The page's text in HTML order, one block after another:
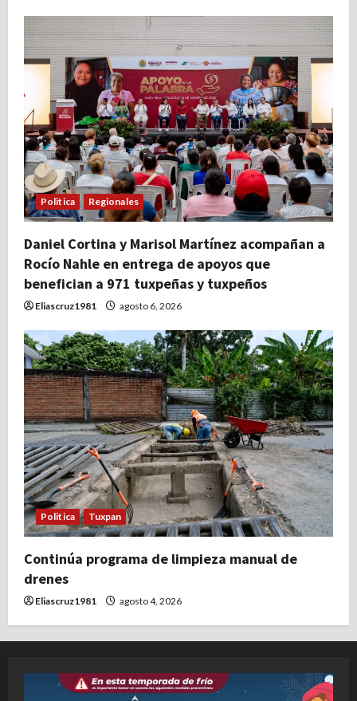
Politica Regionales
Daniel Cortina y Marisol Martínez acompañan a
Rocío Nahle en entrega de apoyos que
benefician a 971 tuxpeñas y tuxpeños
Eliascruz1981 agosto 6, 2026
Politica Tuxpan
Continúa programa de limpieza manual de
drenes
Eliascruz1981 agosto 4, 2026